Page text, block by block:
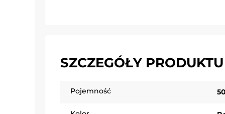
SZCZEGÓŁY PRODUKTU
Pojemność